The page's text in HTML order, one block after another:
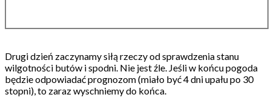
Drugi dzień zaczynamy siłą rzeczy od sprawdzenia stanu
wilgotności butów i spodni. Nie jest źle. Jeśli w końcu pogoda
będzie odpowiadać prognozom (miało być 4 dni upału po 30
stopni), to zaraz wyschniemy do końca.